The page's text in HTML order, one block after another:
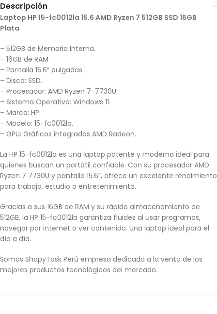
Descripción
Laptop HP 15-fc0012la 15.6 AMD Ryzen 7 512GB SSD 16GB
Plata
– 512GB de Memoria Interna.
– 16GB de RAM.
– Pantalla 15.6″ pulgadas.
– Disco: SSD.
– Procesador: AMD Ryzen 7-7730U.
– Sistema Operativo: Windows 11.
– Marca: HP.
– Modelo: 15-fc0012la.
– GPU: Gráficos integrados AMD Radeon.
La HP 15-fc0012la es una laptop potente y moderna ideal para
quienes buscan un portátil confiable. Con su procesador AMD
Ryzen 7 7730U y pantalla 15.6″, ofrece un excelente rendimiento
para trabajo, estudio o entretenimiento.
Gracias a sus 16GB de RAM y su rápido almacenamiento de
512GB, la HP 15-fc0012la garantiza fluidez al usar programas,
navegar por internet o ver contenido. Una laptop ideal para el
día a día.
Somos ShopyTask Perú empresa dedicada a la venta de los
mejores productos tecnológicos del mercado.